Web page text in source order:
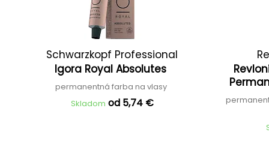
Schwarzkopf Professional
Igora Royal Absolutes
permanentná farba na vlasy
Skladom od 5,74 €